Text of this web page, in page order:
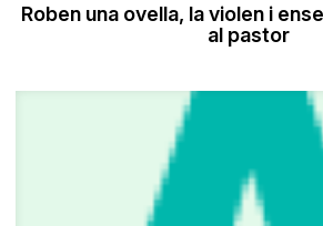
Roben una ovella, la violen i
al pastor